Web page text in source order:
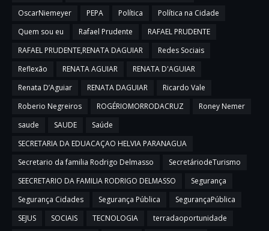
OscarNiemeyer
PEPA Política
Política na Cidade
Quem sou eu
Rafael Prudente
RAFAEL PRUDENTE
RAFAEL PRUDENTE,RENATA DAGUIAR
Redes Sociais
Reflexão
RENATA AGUIAR
RENATA D'AGUIAR
Renata D’Aguiar
RENATA DAGUIAR
Ricardo Vale
Roberio Negreiros
ROGÉRIOMORRODACRUZ
Roney Nemer
saude
SAUDE
Saúde
SECRETARIA DA EDUACAÇAO HELVIA PARANAGUA
Secretario da familia Rodrigo Delmasso
SecretáriodeTurismo
SEECRETARIO DA FAMILIA RODRIGO DELMASSO
Segurança
Segurança Cidades
Segurança Pública
SegurançaPública
SEJUS
SOCIAIS TECNOLOGIA
terradaoportunidade